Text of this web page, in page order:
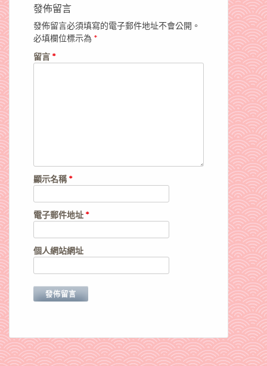
發佈留言
發佈留言必須填寫的電子郵件地址不會公開。
必填欄位標示為 *
留言 *
顯示名稱*
電子郵件地址 *
個人網站網址